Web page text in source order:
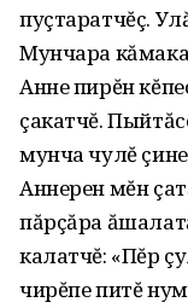
пуçтаратчĕç.
Мунчара
Анне пирĕн
çакатчĕ.
мунча чулĕ çине
Аннерен мĕн
пăрçăра
калатчĕ: «Пĕр
чирĕпе питĕ